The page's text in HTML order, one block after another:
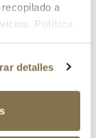
a
Política
detalles